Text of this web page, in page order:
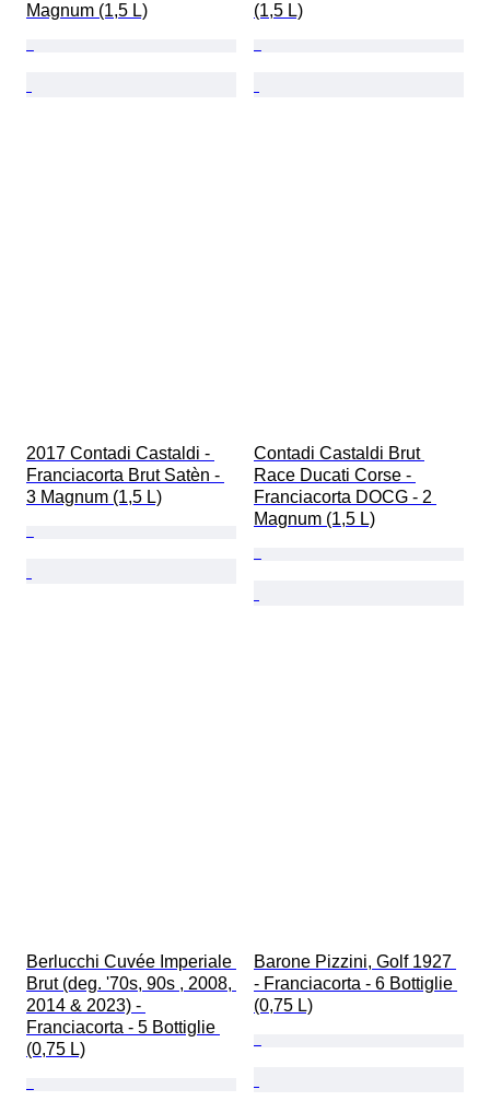
Magnum (1,5 L)
(1,5 L)
2017 Contadi Castaldi -
Franciacorta Brut Satèn -
3 Magnum (1,5 L)
Contadi Castaldi Brut
Race Ducati Corse -
Franciacorta DOCG - 2
Magnum (1,5 L)
Berlucchi Cuvée Imperiale
Brut (deg. '70s, 90s , 2008,
2014 & 2023) -
Franciacorta - 5 Bottiglie
(0,75 L)
Barone Pizzini, Golf 1927
- Franciacorta - 6 Bottiglie
(0,75 L)